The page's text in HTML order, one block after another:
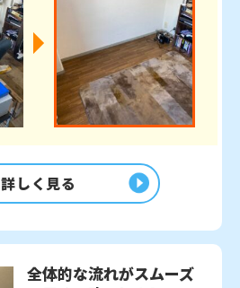
詳しく見る
全体的な流れがスムーズ